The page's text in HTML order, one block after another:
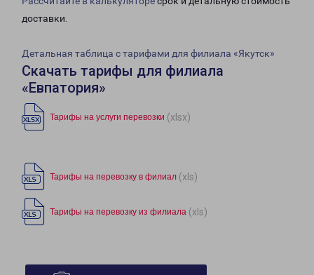
доставки.
Детальная таблица с тарифами для филиала «Якутск»
Скачать тарифы для филиала
«Евпатория»
Тарифы на услуги перевозки (xlsx)
Тарифы на перевозку в филиал (xls)
Тарифы на перевозку из филиала (xls)